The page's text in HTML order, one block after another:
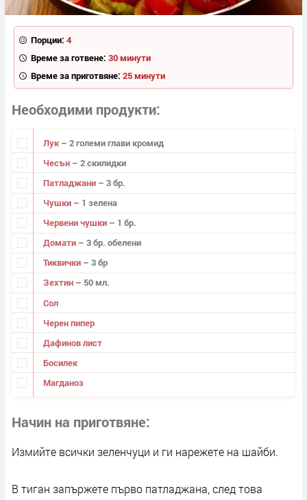
Порции: 4
Време за готвене: 30 минути
Време за приготвяне: 25 минути
Необходими продукти
Лук – 2 големи глави кромид
Чесън – 2 скилидки
Патладжани – 3 бр.
Чушки – 1 зелена
Червени чушки – 1 бр.
Домати – 3 бр. обелени
Тиквички – 3 бр
Зехтин – 50 мл.
Сол
Черен пипер
Дафинов лист
Босилек
Магданоз
Начин на приготвяне
Измийте всички зеленчуци и ги нарежете на шайби.
В тиган запържете първо патладжана, след това